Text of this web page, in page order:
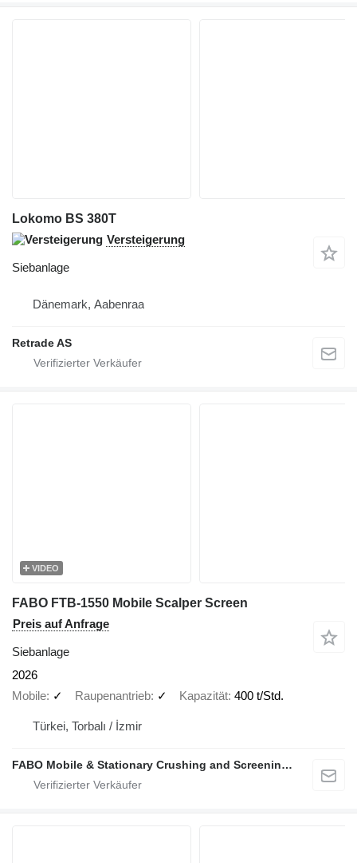
Lokomo BS 380T
Versteigerung
Siebanlage
Dänemark, Aabenraa
Retrade AS
VIDEO
FABO FTB-1550 Mobile Scalper Screen
Preis auf Anfrage
Siebanlage
2026
Mobile ✓ Raupenantrieb ✓ Kapazität 400 t/Std.
Türkei, Torbalı / İzmir
FABO Mobile & Stationary Crushing and Screening Plants | Concrete Batching Plants Manufacturer